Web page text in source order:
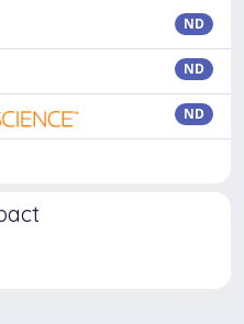
ND
ND
ND